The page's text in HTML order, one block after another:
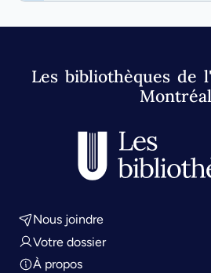
Les bibliothèques de
Montréal
Nous joindre
Votre dossier
À propos